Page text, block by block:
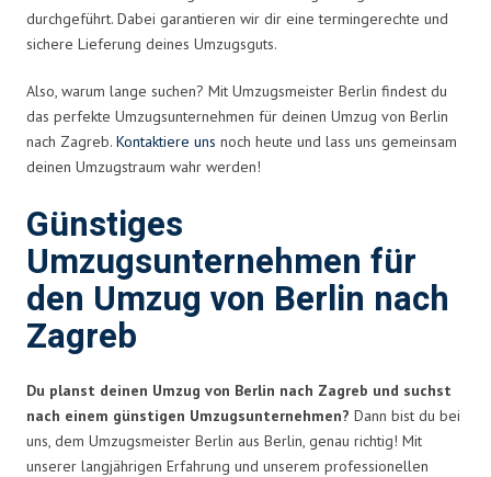
durchgeführt. Dabei garantieren wir dir eine termingerechte und
sichere Lieferung deines Umzugsguts.
Also, warum lange suchen? Mit Umzugsmeister Berlin findest du
das perfekte Umzugsunternehmen für deinen Umzug von Berlin
nach Zagreb. Kontaktiere uns noch heute und lass uns gemeinsam
deinen Umzugstraum wahr werden!
Günstiges
Umzugsunternehmen für
den Umzug von Berlin nach
Zagreb
Du planst deinen Umzug von Berlin nach Zagreb und suchst
nach einem günstigen Umzugsunternehmen? Dann bist du bei
uns, dem Umzugsmeister Berlin aus Berlin, genau richtig! Mit
unserer langjährigen Erfahrung und unserem professionellen